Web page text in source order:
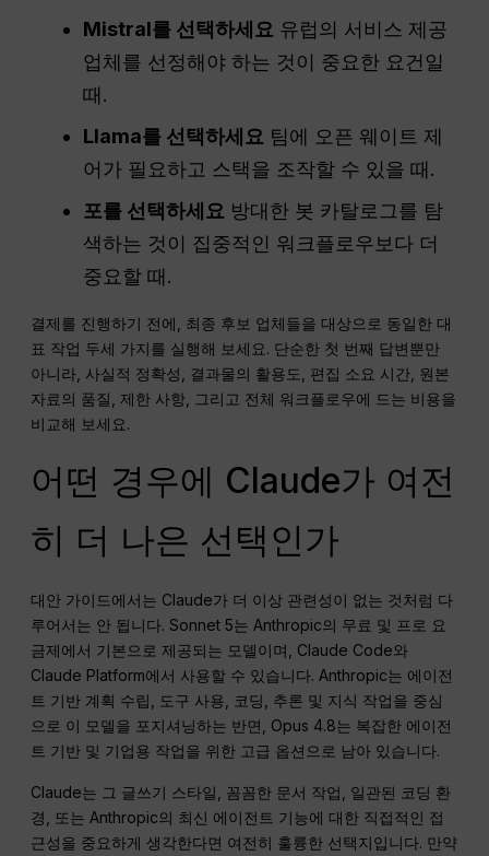
Mistral를 선택하세요 유럽의 서비스 제공
업체를 선정해야 하는 것이 중요한 요건일
때.
Llama를 선택하세요 팀에 오픈 웨이트 제
어가 필요하고 스택을 조작할 수 있을 때.
포를 선택하세요 방대한 봇 카탈로그를 탐
색하는 것이 집중적인 워크플로우보다 더
중요할 때.
결제를 진행하기 전에, 최종 후보 업체들을 대상으로 동일한 대
표 작업 두세 가지를 실행해 보세요. 단순한 첫 번째 답변뿐만
아니라, 사실적 정확성, 결과물의 활용도, 편집 소요 시간, 원본
자료의 품질, 제한 사항, 그리고 전체 워크플로우에 드는 비용을
비교해 보세요.
어떤 경우에 Claude가 여전
히 더 나은 선택인가
대안 가이드에서는 Claude가 더 이상 관련성이 없는 것처럼 다
루어서는 안 됩니다. Sonnet 5는 Anthropic의 무료 및 프로 요
금제에서 기본으로 제공되는 모델이며, Claude Code와
Claude Platform에서 사용할 수 있습니다. Anthropic는 에이전
트 기반 계획 수립, 도구 사용, 코딩, 추론 및 지식 작업을 중심
으로 이 모델을 포지셔닝하는 반면, Opus 4.8는 복잡한 에이전
트 기반 및 기업용 작업을 위한 고급 옵션으로 남아 있습니다.
Claude는 그 글쓰기 스타일, 꼼꼼한 문서 작업, 일관된 코딩 환
경, 또는 Anthropic의 최신 에이전트 기능에 대한 직접적인 접
근성을 중요하게 생각한다면 여전히 훌륭한 선택지입니다. 만약